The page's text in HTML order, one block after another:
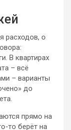
расходов, о
В квартирах
– всё
– варианты
до
прямо на
то берёт на